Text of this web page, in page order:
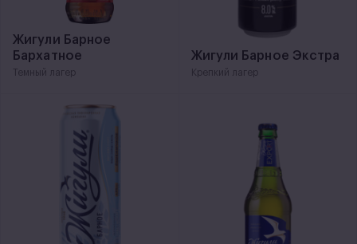
Жигули Барное
Бархатное
Темный лагер
Жигули Барное Экстра
Крепкий лагер